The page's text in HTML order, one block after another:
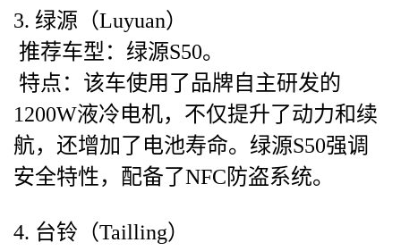
3. 绿源（Luyuan）
推荐车型：绿源S50。
特点：该车使用了品牌自主研发的
1200W液冷电机，不仅提升了动力和续
航，还增加了电池寿命。绿源S50强调
安全特性，配备了NFC防盗系统。
4. 台铃（Tailling）